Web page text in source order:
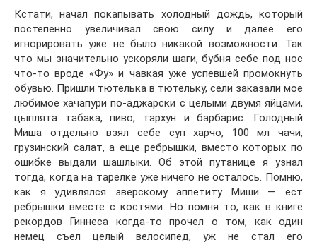
Кстати, начал покапывать холодный дождь, который
постепенно увеличивал свою силу и далее его
игнорировать уже не было никакой возможности. Так
что мы значительно ускоряли шаги, бубня себе под нос
что-то вроде «Фу» и чавкая уже успевшей промокнуть
обувью. Пришли тютелька в тютельку, сели заказали мое
любимое хачапури по-аджарски с целыми двумя яйцами,
цыплята табака, пиво, тархун и барбарис. Голодный
Миша отдельно взял себе суп харчо, 100 мл чачи,
грузинский салат, а еще ребрышки, вместо которых по
ошибке выдали шашлыки. Об этой путанице я узнал
тогда, когда на тарелке уже ничего не осталось. Помню,
как я удивлялся зверскому аппетиту Миши — ест
ребрышки вместе с костями. Но помня то, как в книге
рекордов Гиннеса когда-то прочел о том, как один
немец съел целый велосипед, уж не стал его